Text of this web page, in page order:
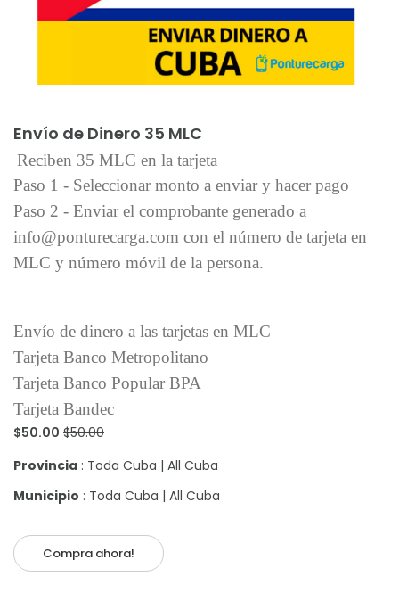
Envío de Dinero 35 MLC
Reciben 35 MLC en la tarjeta
Paso 1 - Seleccionar monto a enviar y hacer pago
Paso 2 - Enviar el comprobante generado a
info@ponturecarga.com con el número de tarjeta en
MLC y número móvil de la persona.
Envío de dinero a las tarjetas en MLC
Tarjeta Banco Metropolitano
Tarjeta Banco Popular BPA
Tarjeta Bandec
$50.00 $50.00
Provincia : Toda Cuba | All Cuba
Municipio : Toda Cuba | All Cuba
Compra ahora!